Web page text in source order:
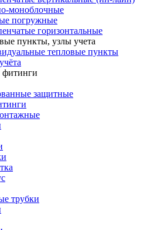
моноблочные
погружные
горизонтальные
пункты, узлы учета
тепловые пункты
защитные
трубки